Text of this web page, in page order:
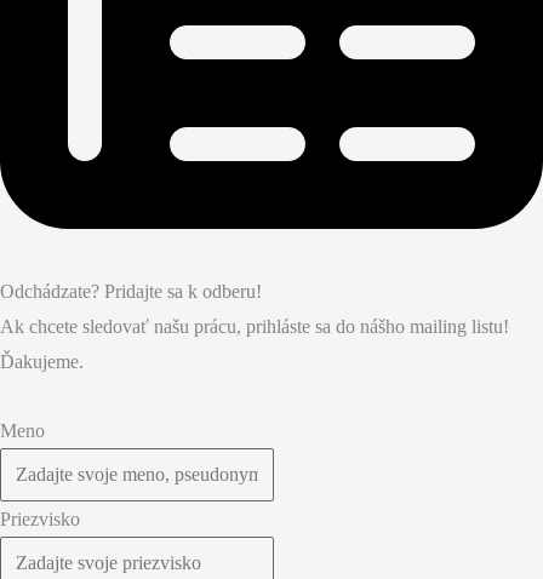
Odchádzate? Pridajte sa k odberu!
Ak chcete sledovať našu prácu, prihláste sa do nášho mailing listu!
Ďakujeme.
Meno
Priezvisko